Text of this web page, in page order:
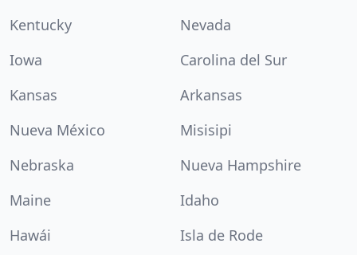
Kentucky
Nevada
Iowa
Carolina del Sur
Kansas
Arkansas
Nueva México
Misisipi
Nebraska
Nueva Hampshire
Maine
Idaho
Hawái
Isla de Rode